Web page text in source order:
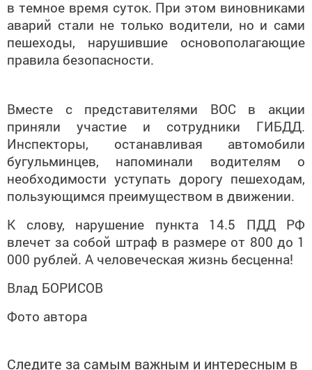
в темное время суток. При этом виновниками
аварий стали не только водители, но и сами
пешеходы, нарушившие основополагающие
правила безопасности.
Вместе с представителями ВОС в акции
приняли участие и сотрудники ГИБДД.
Инспекторы, останавливая автомобили
бугульминцев, напоминали водителям о
необходимости уступать дорогу пешеходам,
пользующимся преимуществом в движении.
К слову, нарушение пункта 14.5 ПДД РФ
влечет за собой штраф в размере от 800 до 1
000 рублей. А человеческая жизнь бесценна!
Влад БОРИСОВ
Фото автора
Следите за самым важным и интересным в